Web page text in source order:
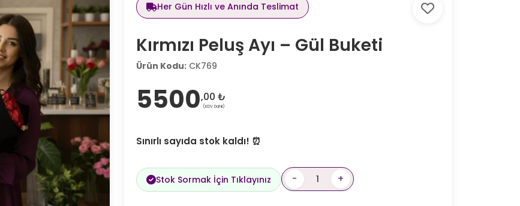
Her Gün Hızlı ve Anında Teslimat
Kırmızı Peluş Ayı – Gül Buketi
Ürün Kodu: CK769
5500,00 ₺
(KDV Dahil)
Sınırlı sayıda stok kaldı! ⏰
Stok Sormak İçin Tıklayınız - +